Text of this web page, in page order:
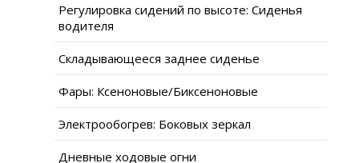
Регулировка сидений по высоте: Сиденья
водителя
Складывающееся заднее сиденье
Фары: Ксеноновые/Биксеноновые
Электрообогрев: Боковых зеркал
Дневные ходовые огни